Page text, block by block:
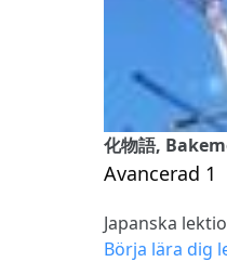
化物語,
Avancerad 1
Japanska
Börja lära dig